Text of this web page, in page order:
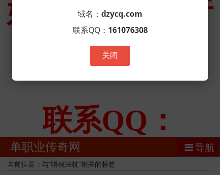
单职业传奇网 导航
当前位置：与“嗜魂法杖”相关的标签
域名： dzycq.com
联系QQ： 161076308
关闭